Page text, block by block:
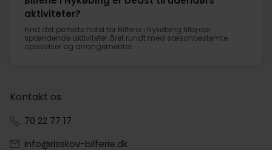
aktiviteter?
Find det perfekte hotel for Bilferie i Nykøbing tilbyder
spændende aktiviteter året rundt med sæsonbestemte
oplevelser og arrangementer.
Kontakt os
70 22 77 17
info@risskov-bilferie.dk